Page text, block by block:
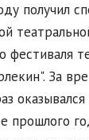
получил
фестиваля
За
прошлого